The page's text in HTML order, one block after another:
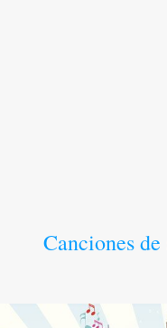
Canciones